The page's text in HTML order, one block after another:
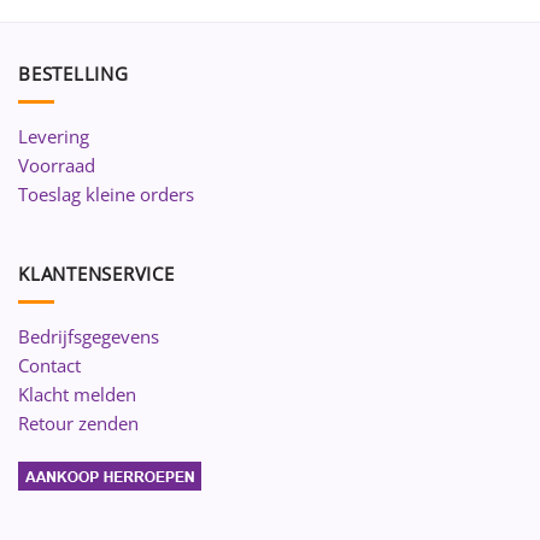
BESTELLING
Levering
Voorraad
Toeslag kleine orders
KLANTENSERVICE
Bedrijfsgegevens
Contact
Klacht melden
Retour zenden